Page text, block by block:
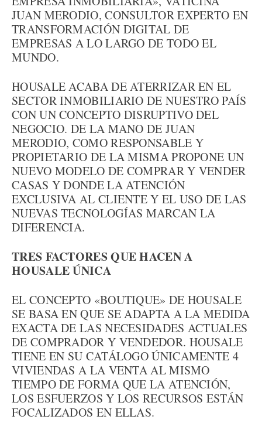
JUAN MERODIO, CONSULTOR EXPERTO EN
TRANSFORMACIÓN DIGITAL DE
EMPRESAS A LO LARGO DE TODO EL
MUNDO.
HOUSALE ACABA DE ATERRIZAR EN EL
SECTOR INMOBILIARIO DE NUESTRO PAÍS
CON UN CONCEPTO DISRUPTIVO DEL
NEGOCIO. DE LA MANO DE JUAN
MERODIO, COMO RESPONSABLE Y
PROPIETARIO DE LA MISMA PROPONE UN
NUEVO MODELO DE COMPRAR Y VENDER
CASAS Y DONDE LA ATENCIÓN
EXCLUSIVA AL CLIENTE Y EL USO DE LAS
NUEVAS TECNOLOGÍAS MARCAN LA
DIFERENCIA.
TRES FACTORES QUE HACEN A
HOUSALE ÚNICA
EL CONCEPTO «BOUTIQUE» DE HOUSALE
SE BASA EN QUE SE ADAPTA A LA MEDIDA
EXACTA DE LAS NECESIDADES ACTUALES
DE COMPRADOR Y VENDEDOR. HOUSALE
TIENE EN SU CATÁLOGO ÚNICAMENTE 4
VIVIENDAS A LA VENTA AL MISMO
TIEMPO DE FORMA QUE LA ATENCIÓN,
LOS ESFUERZOS Y LOS RECURSOS ESTÁN
FOCALIZADOS EN ELLAS.